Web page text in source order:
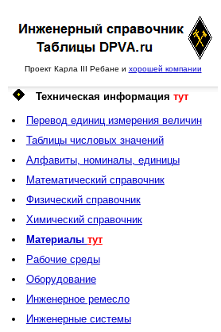
Проект Карла III Ребане и хорошей компании
Техническая информация тут
Перевод единиц измерения величин
Таблицы числовых значений
Алфавиты, номиналы, единицы
Математический справочник
Физический справочник
Химический справочник
Материалы тут
Рабочие среды
Оборудование
Инженерное ремесло
Инженерные системы